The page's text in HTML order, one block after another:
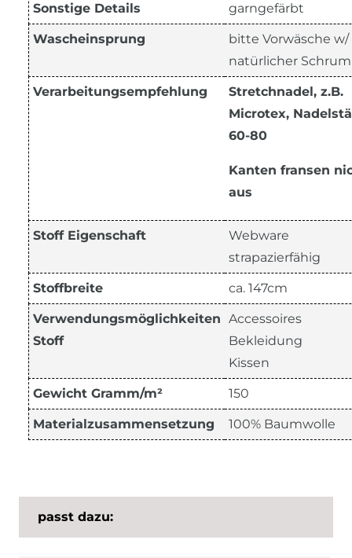
Sonstige Details garngefärbt
Wascheinsprung
bitte Vorwäsche w/
natürlicher
Verarbeitungsempfehlung
Stretchnadel, z.B.
Microtex,
60-80
Kanten fransen
aus
Stoff Eigenschaft
Webware
strapazierfähig
Stoffbreite ca. 147cm
Verwendungsmöglichkeiten
Stoff
Accessoires
Bekleidung
Kissen
Gewicht Gramm/m² 150
Materialzusammensetzung 100% Baumwolle
passt dazu: